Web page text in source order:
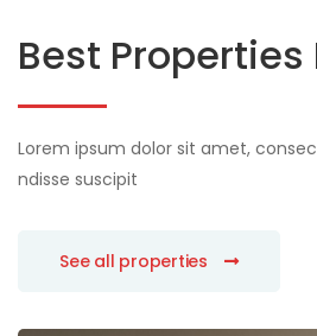
Best Properties
Lorem ipsum dolor sit amet,
ndisse suscipit
See all properties